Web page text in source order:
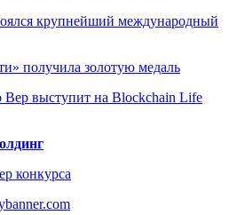
крупнейший международный
получила золотую медаль
выступит на Blockchain Life
конкурса